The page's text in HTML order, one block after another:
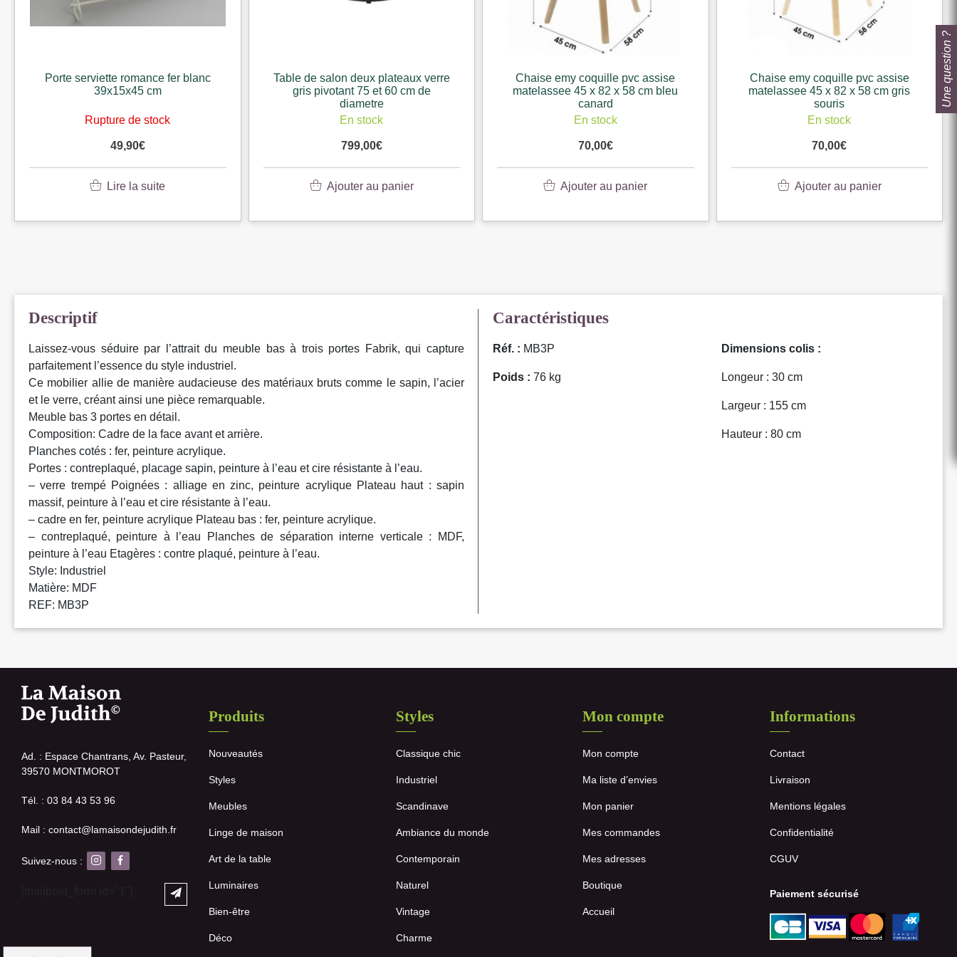
Porte serviette romance fer blanc
39x15x45 cm
Rupture de stock
49,90€
Lire la suite
Table de salon deux plateaux verre
gris pivotant 75 et 60 cm de
diametre
En stock
799,00€
Ajouter au panier
Chaise emy coquille pvc assise
matelassee 45 x 82 x 58 cm bleu
canard
En stock
70,00€
Ajouter au panier
Chaise emy coquille pvc assise
matelassee 45 x 82 x 58 cm gris
souris
En stock
70,00€
Ajouter au panier
Descriptif
Laissez-vous séduire par l’attrait du meuble bas à trois portes Fabrik, qui capture
parfaitement l’essence du style industriel.
Ce mobilier allie de manière audacieuse des matériaux bruts comme le sapin, l’acier
et le verre, créant ainsi une pièce remarquable.
Meuble bas 3 portes en détail.
Composition: Cadre de la face avant et arrière.
Planches cotés : fer, peinture acrylique.
Portes : contreplaqué, placage sapin, peinture à l’eau et cire résistante à l’eau.
– verre trempé Poignées : alliage en zinc, peinture acrylique Plateau haut : sapin
massif, peinture à l’eau et cire résistante à l’eau.
– cadre en fer, peinture acrylique Plateau bas : fer, peinture acrylique.
– contreplaqué, peinture à l’eau Planches de séparation interne verticale : MDF,
peinture à l’eau Etagères : contre plaqué, peinture à l’eau.
Style: Industriel
Matière: MDF
REF: MB3P
Caractéristiques
Réf. : MB3P
Poids : 76 kg
Dimensions colis :
Longeur : 30 cm
Largeur : 155 cm
Hauteur : 80 cm
Ad. : Espace Chantrans, Av. Pasteur,
39570 MONTMOROT
Tél. : 03 84 43 53 96
Mail : contact@lamaisondejudith.fr
Suivez-nous :
Produits
Nouveautés
Styles
Meubles
Linge de maison
Art de la table
Luminaires
Bien-être
Déco
Styles
Classique chic
Industriel
Scandinave
Ambiance du monde
Contemporain
Naturel
Vintage
Charme
Mon compte
Mon compte
Ma liste d’envies
Mon panier
Mes commandes
Mes adresses
Boutique
Accueil
Informations
Contact
Livraison
Mentions légales
Confidentialité
CGUV
Paiement sécurisé
Une question ?